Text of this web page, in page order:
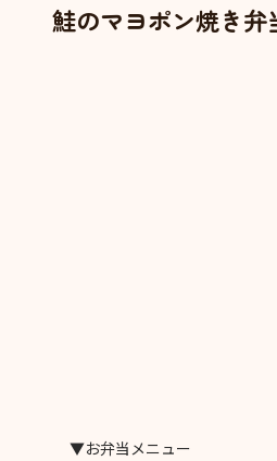
鮭のマヨポン焼き弁
▼お弁当メニュー